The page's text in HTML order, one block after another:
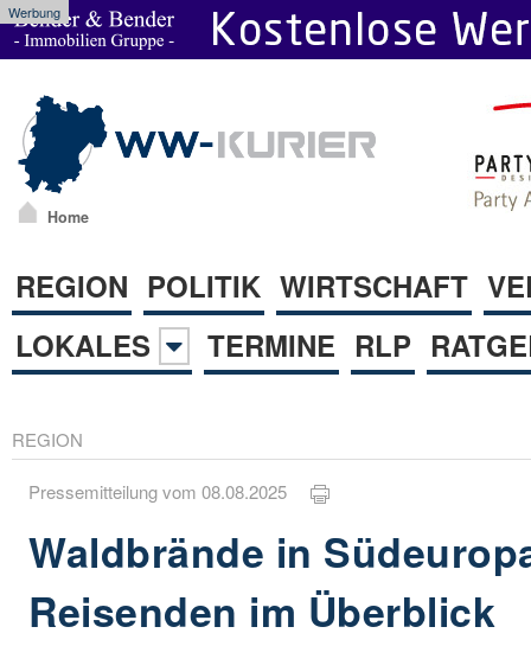
Werbung
Home
REGION POLITIK WIRTSCHAFT
LOKALES
TERMINE RLP
REGION
Pressemitteilung vom 08.08.2025
Waldbrände in
Reisenden im Überblick